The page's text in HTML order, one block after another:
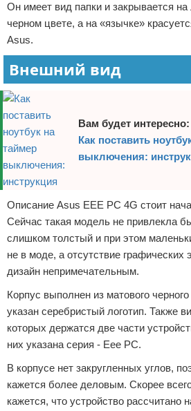
Он имеет вид папки и закрывается
черном цвете, а на «язычке»
Asus.
Внешний вид
Вам будет интересно:
Как поставить
выключения:
Описание Asus EEE PC 4G стоит
Сейчас такая модель не привлекла
слишком толстый и при этом
не в моде, а отсутствие графических
дизайн непримечательным.
Корпус выполнен из матового
указан серебристый логотип. Также
которых держатся две части
них указана серия - Eee PC.
В корпусе нет закругленных углов,
кажется более деловым. Скорее
кажется, что устройство рассчитано